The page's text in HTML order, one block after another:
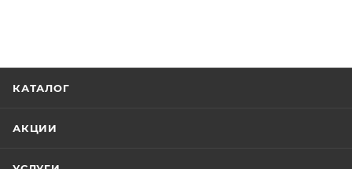
КАТАЛОГ
АКЦИИ